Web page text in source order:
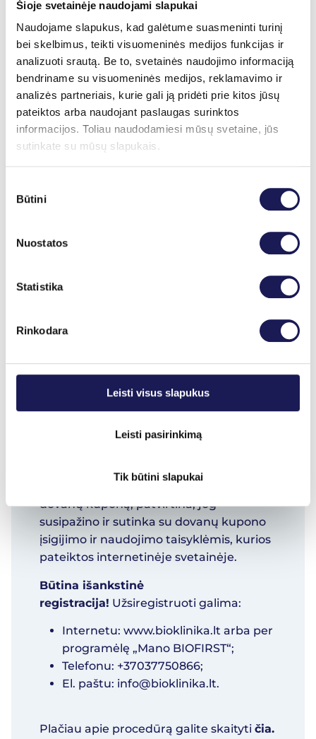
Šioje svetainėje naudojami slapukai
Naudojame slapukus, kad galėtume suasmeninti turinį
bei skelbimus, teikti visuomeninės medijos funkcijas ir
analizuoti srautą. Be to, svetainės naudojimo informaciją
bendriname su visuomeninės medijos, reklamavimo ir
analizės partneriais, kurie gali ją pridėti prie kitos jūsų
pateiktos arba naudojant paslaugas surinktos
informacijos. Toliau naudodamiesi mūsų svetaine, jūs
sutinkate su mūsų slapukais.
pasirinkimas
Būtini
Nuostatos
Statistika
Rinkodara
Leisti visus slapukus
Leisti pasirinkimą
Tik būtini slapukai
Dovanų kuponams nuolaidos nėra
taikomos.
Perkant dovanų kuponą paslaugų
kursui: visas kurso paslaugas turi
atlikti tas pats asmuo, negalima
dalies paslaugų atlikimo perleisti
kitam asmeniui.
panaudojamas tik toms paslaugoms,
kuponą, pinigai negrąžinami.
dauginti ar panaudoti bei įsigyti bet
Įsigijus paslaugas UAB „Bioklinika“
pasinaudoti pasirinkta (-omis)
kupono taisyklės.
Pirkėjas, įsigydamas UAB „Bioklinika“
dovanų kuponą, patvirtina, jog
susipažino ir sutinka su dovanų kupono
įsigijimo ir naudojimo taisyklėmis, kurios
pateiktos internetinėje svetainėje.
Būtina išankstinė
registracija! Užsiregistruoti galima:
Internetu: www.bioklinika.lt arba per
programėlę „Mano BIOFIRST“;
Telefonu: +37037750866;
El. paštu: info@bioklinika.lt.
Plačiau apie procedūrą galite skaityti čia.